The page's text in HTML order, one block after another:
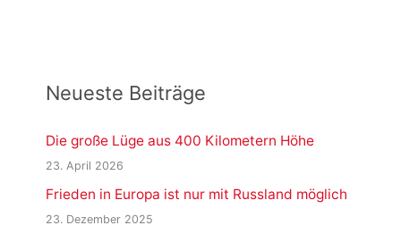
Neueste Beiträge
Die große Lüge aus 400 Kilometern Höhe
23. April 2026
Frieden in Europa ist nur mit Russland möglich
23. Dezember 2025